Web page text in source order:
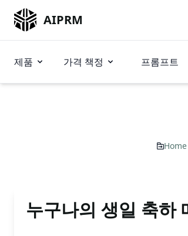
AIPRM
제품 가격 책정 프롬프트
Home
누구나의 생일 축하